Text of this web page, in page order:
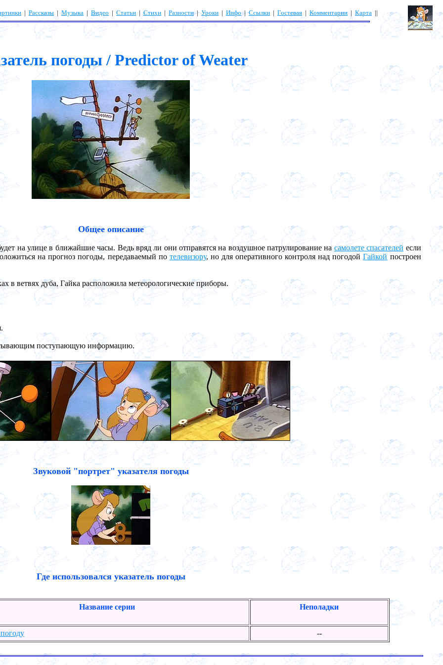
| Рассказы | Музыка |Видео | Статьи|Стихи | Разности|Уроки | Инфо|Ссылки | Гостевая | Комментарии| Карта ||
погоды / Predictor of Weater
Общее описание
на улице в ближайшие часы. Ведь вряд ли они отправятся на воздушное патрулирование насамолете спасателей если
на прогноз погоды, передаваемый по телевизору, но для оперативного контроля над погодойГайкой построен
в ветвях дуба, Гайка расположила метеорологические приборы.
поступающую информацию.
Звуковой "портрет" указателя погоды
Где использовался указатель погоды
Название серии Неполадки
--